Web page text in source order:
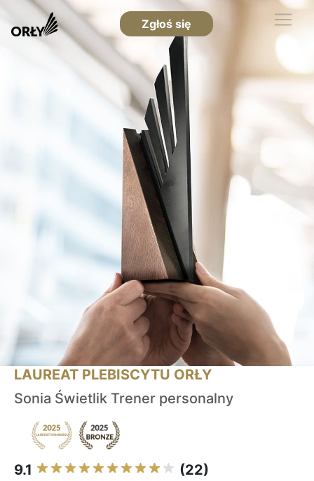
Zgłoś się
LAUREAT PLEBISCYTU ORŁY
Sonia Świetlik Trener personalny
9.1 (22)